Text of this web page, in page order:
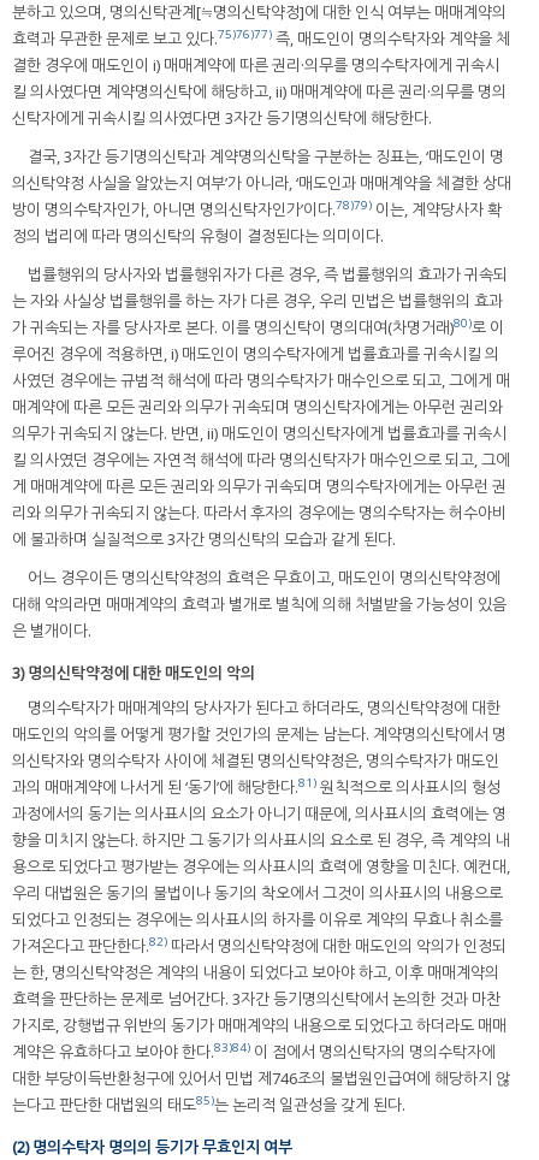
분하고 있으며, 명의신탁관계[≒명의신탁약정]에 대한 인식 여부는 매매계약의
효력과 무관한 문제로 보고 있다.75)76)77) 즉, 매도인이 명의수탁자와 계약을 체
결한 경우에 매도인이 i) 매매계약에 따른 권리·의무를 명의수탁자에게 귀속시
킬 의사였다면 계약명의신탁에 해당하고, ii) 매매계약에 따른 권리·의무를 명의
신탁자에게 귀속시킬 의사였다면 3자간 등기명의신탁에 해당한다.
결국, 3자간 등기명의신탁과 계약명의신탁을 구분하는 징표는, ‘매도인이 명
의신탁약정 사실을 알았는지 여부’가 아니라, ‘매도인과 매매계약을 체결한 상대
방이 명의수탁자인가, 아니면 명의신탁자인가’이다.78)79) 이는, 계약당사자 확
정의 법리에 따라 명의신탁의 유형이 결정된다는 의미이다.
법률행위의 당사자와 법률행위자가 다른 경우, 즉 법률행위의 효과가 귀속되
는 자와 사실상 법률행위를 하는 자가 다른 경우, 우리 민법은 법률행위의 효과
가 귀속되는 자를 당사자로 본다. 이를 명의신탁이 명의대여(차명거래)80)로 이
루어진 경우에 적용하면, i) 매도인이 명의수탁자에게 법률효과를 귀속시킬 의
사였던 경우에는 규범적 해석에 따라 명의수탁자가 매수인으로 되고, 그에게 매
매계약에 따른 모든 권리와 의무가 귀속되며 명의신탁자에게는 아무런 권리와
의무가 귀속되지 않는다. 반면, ii) 매도인이 명의신탁자에게 법률효과를 귀속시
킬 의사였던 경우에는 자연적 해석에 따라 명의신탁자가 매수인으로 되고, 그에
게 매매계약에 따른 모든 권리와 의무가 귀속되며 명의수탁자에게는 아무런 권
리와 의무가 귀속되지 않는다. 따라서 후자의 경우에는 명의수탁자는 허수아비
에 불과하며 실질적으로 3자간 명의신탁의 모습과 같게 된다.
어느 경우이든 명의신탁약정의 효력은 무효이고, 매도인이 명의신탁약정에
대해 악의라면 매매계약의 효력과 별개로 벌칙에 의해 처벌받을 가능성이 있음
은 별개이다.
3) 명의신탁약정에 대한 매도인의 악의
명의수탁자가 매매계약의 당사자가 된다고 하더라도, 명의신탁약정에 대한
매도인의 악의를 어떻게 평가할 것인가의 문제는 남는다. 계약명의신탁에서 명
의신탁자와 명의수탁자 사이에 체결된 명의신탁약정은, 명의수탁자가 매도인
과의 매매계약에 나서게 된 ‘동기’에 해당한다.81) 원칙적으로 의사표시의 형성
과정에서의 동기는 의사표시의 요소가 아니기 때문에, 의사표시의 효력에는 영
향을 미치지 않는다. 하지만 그 동기가 의사표시의 요소로 된 경우, 즉 계약의 내
용으로 되었다고 평가받는 경우에는 의사표시의 효력에 영향을 미친다. 예컨대,
우리 대법원은 동기의 불법이나 동기의 착오에서 그것이 의사표시의 내용으로
되었다고 인정되는 경우에는 의사표시의 하자를 이유로 계약의 무효나 취소를
가져온다고 판단한다.82) 따라서 명의신탁약정에 대한 매도인의 악의가 인정되
는 한, 명의신탁약정은 계약의 내용이 되었다고 보아야 하고, 이후 매매계약의
효력을 판단하는 문제로 넘어간다. 3자간 등기명의신탁에서 논의한 것과 마찬
가지로, 강행법규 위반의 동기가 매매계약의 내용으로 되었다고 하더라도 매매
계약은 유효하다고 보아야 한다.83)84) 이 점에서 명의신탁자의 명의수탁자에
대한 부당이득반환청구에 있어서 민법 제746조의 불법원인급여에 해당하지 않
는다고 판단한 대법원의 태도85)는 논리적 일관성을 갖게 된다.
(2) 명의수탁자 명의의 등기가 무효인지 여부